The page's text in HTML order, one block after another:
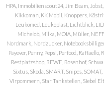
HPA, Immobilienscout24, Jim Beam,
Kikkoman, KK Mobil, Knoppers,
Leukomed, Leukoplast, Lichtblick,
Michelob, Milka, MOIA, Müller,
Nordmark, Nordzucker,
Payever, Penny, Pepsi, Perfood,
Restplatzshop, REWE, Rosenhof,
Sixtus, Skoda, SMART, Snipes,
Virpommern, Star Tankstellen, Siebel